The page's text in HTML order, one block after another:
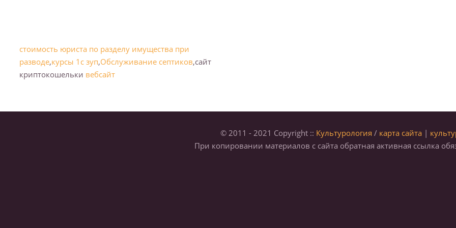
стоимость юриста по разделу имущества при
разводе,курсы 1с зуп,Обслуживание септиков,сайт
криптокошельки вебсайт
© 2011 - 2021 Copyright :: Культурология / карта сайта |
При копировании материалов с сайта обратная активная ссылка